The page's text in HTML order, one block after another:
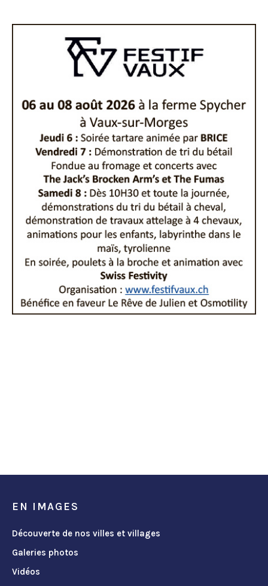
EN IMAGES
Découverte de nos villes et villages
Galeries photos
Vidéos